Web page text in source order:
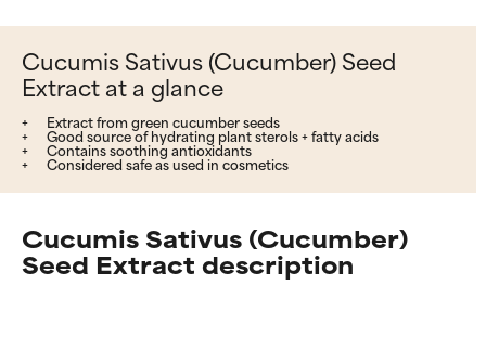
Cucumis Sativus (Cucumber) Seed
Extract at a glance
Extract from green cucumber seeds
Good source of hydrating plant sterols + fatty acids
Contains soothing antioxidants
Considered safe as used in cosmetics
Cucumis Sativus (Cucumber)
Seed Extract description